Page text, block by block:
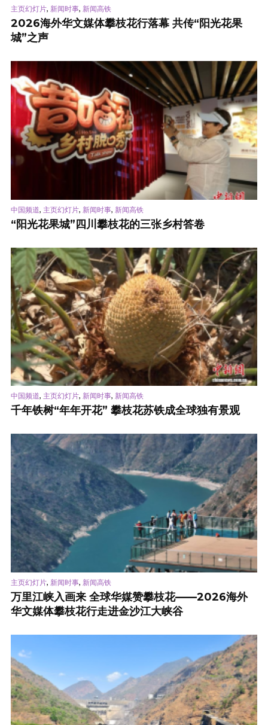
主页幻灯片, 新闻时事, 新闻高铁
2026海外华文媒体攀枝花行落幕 共传“阳光花果
城”之声
中国频道, 主页幻灯片, 新闻时事, 新闻高铁
“阳光花果城”四川攀枝花的三张乡村答卷
中国频道, 主页幻灯片, 新闻时事, 新闻高铁
千年铁树“年年开花” 攀枝花苏铁成全球独有景观
主页幻灯片, 新闻时事, 新闻高铁
万里江峡入画来 全球华媒赞攀枝花——2026海外
华文媒体攀枝花行走进金沙江大峡谷